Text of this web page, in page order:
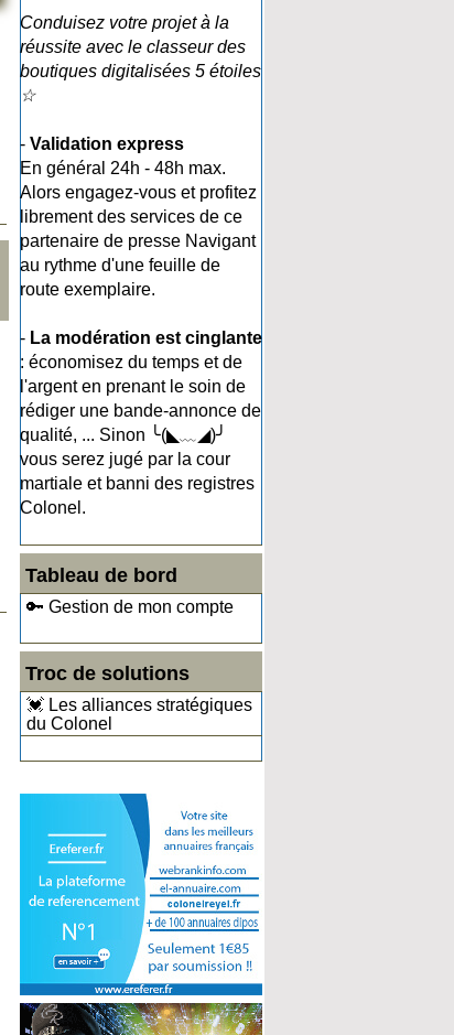
Conduisez votre projet à la
réussite avec le classeur des
boutiques digitalisées 5 étoiles
☆
- Validation express
En général 24h - 48h max.
Alors engagez-vous et profitez
librement des services de ce
partenaire de presse Navigant
au rythme d'une feuille de
route exemplaire.
- La modération est cinglante
: économisez du temps et de
l'argent en prenant le soin de
rédiger une bande-annonce de
qualité, ... Sinon ╰(◣﹏◢)╯
vous serez jugé par la cour
martiale et banni des registres
Colonel.
Tableau de bord
🔑 Gestion de mon compte
Troc de solutions
💓 Les alliances stratégiques
du Colonel